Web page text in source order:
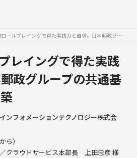
実践的ロールプレイングで得た実践力と自信。日本郵政グループの共通基盤をAWSで構築
レイングで得た実践
政グループの共通基
ンフォメーションテクノロジー株式会
ら）
クラウドサービス本部長 上田忠彦 様